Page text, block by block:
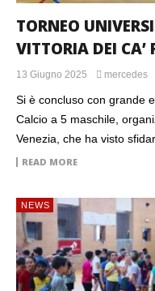
TORNEO
VITTORIA DEI CA’
13 Giugno 2025 mercedes
Si è concluso con grande
Calcio a 5 maschile,
Venezia, che ha visto
READ MORE
NEWS